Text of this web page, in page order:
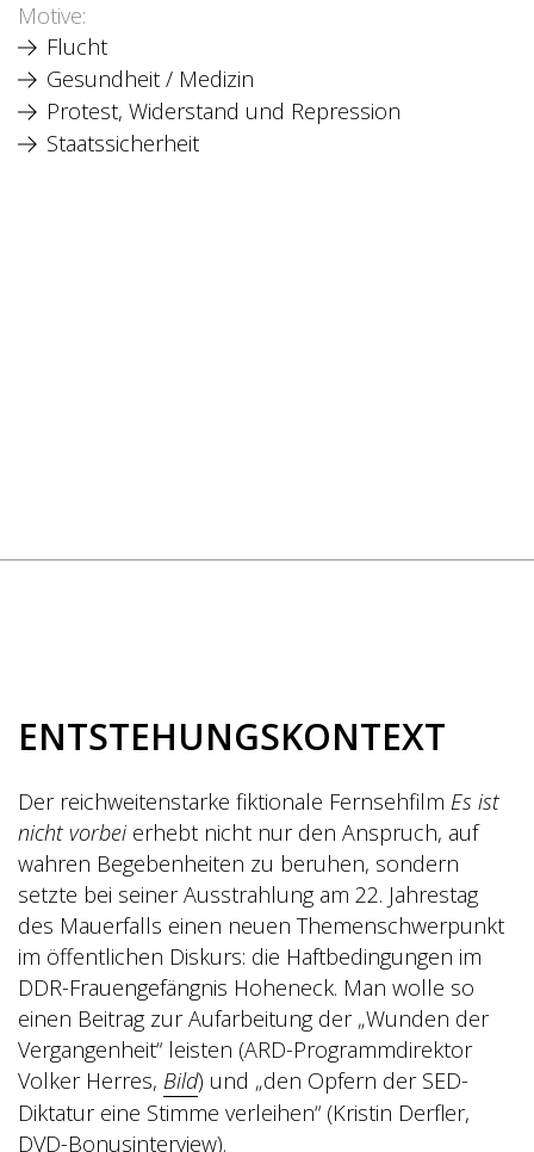
Motive
Flucht
Gesundheit / Medizin
Protest, Widerstand und Repression
Staatssicherheit
ENTSTEHUNGSKONTEXT
Der reichweitenstarke fiktionale Fernsehfilm Es ist
nicht vorbei erhebt nicht nur den Anspruch, auf
wahren Begebenheiten zu beruhen, sondern
setzte bei seiner Ausstrahlung am 22. Jahrestag
des Mauerfalls einen neuen Themenschwerpunkt
im öffentlichen Diskurs: die Haftbedingungen im
DDR-Frauengefängnis Hoheneck. Man wolle so
einen Beitrag zur Aufarbeitung der „Wunden der
Vergangenheit“ leisten (ARD-Programmdirektor
Volker Herres, Bild) und „den Opfern der SED-
Diktatur eine Stimme verleihen“ (Kristin Derfler,
DVD-Bonusinterview).